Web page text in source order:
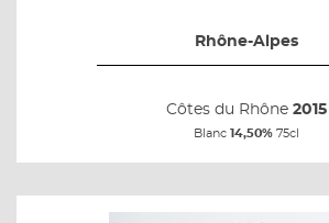
Rhône-Alpes
Côtes du Rhône 2015
Blanc 14,50% 75cl